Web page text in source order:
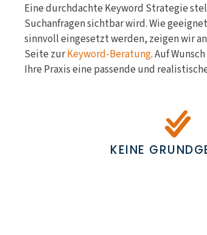
Eine durchdachte Keyword Strategie
Suchanfragen sichtbar wird. Wie
sinnvoll eingesetzt werden, zeigen wir
Seite zurKeyword-Beratung. Auf
Ihre Praxis eine passende und
KEINE